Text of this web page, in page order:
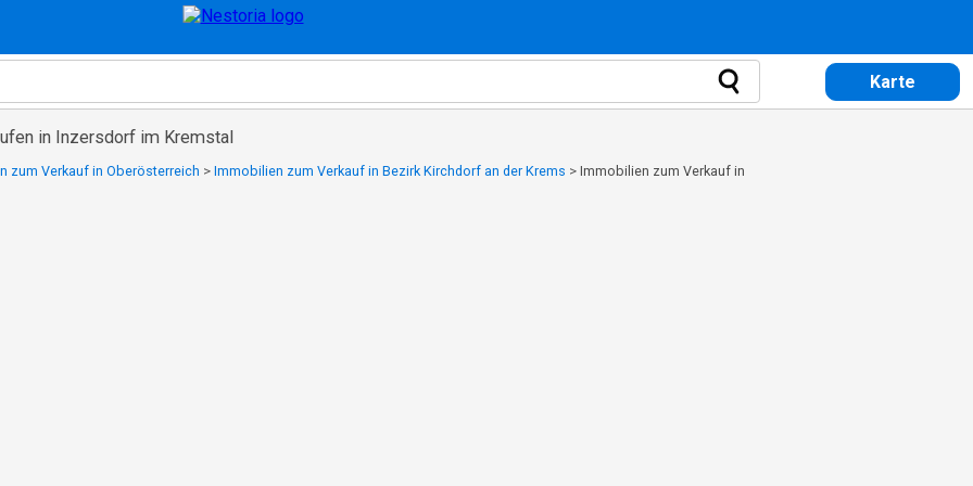
Karte
in Inzersdorf im Kremstal
zum Verkauf in Oberösterreich > Immobilien zum Verkauf in Bezirk Kirchdorf an der Krems > Immobilien zum Verkauf in